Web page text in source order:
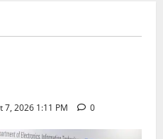
7, 2026 1:11 PM 0